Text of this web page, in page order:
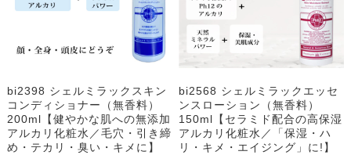
bi2398 シェルミラックスキン
コンディショナー（無香料）
200ml【健やかな肌への無添加
アルカリ化粧水／毛穴・引き締
め・テカリ・臭い・キメに】
bi2568 シェルミラックエッセ
ンスローション（無香料）
150ml【セラミド配合の高保湿
アルカリ化粧水／「保湿・ハ
リ・キメ・エイジング」に!】